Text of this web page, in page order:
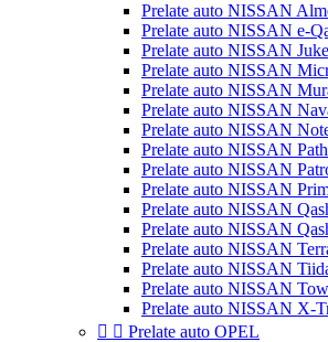
Prelate auto NISSAN
Prelate auto NISSAN e-
Prelate auto NISSAN Juke
Prelate auto NISSAN
Prelate auto NISSAN
Prelate auto NISSAN
Prelate auto NISSAN
Prelate auto NISSAN
Prelate auto NISSAN
Prelate auto NISSAN
Prelate auto NISSAN
Prelate auto NISSAN
Prelate auto NISSAN
Prelate auto NISSAN
Prelate auto NISSAN
Prelate auto NISSAN X-
  Prelate auto OPEL